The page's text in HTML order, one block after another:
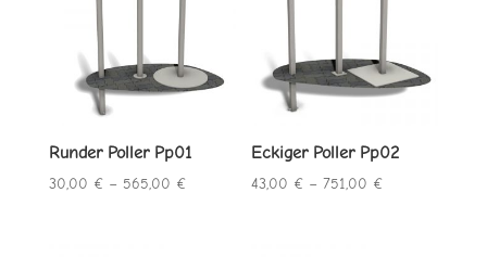
Runder Poller Pp01
30,00 € – 565,00 €Preisspanne:
Eckiger Poller Pp02
43,00 € –751,00 €Preisspanne: